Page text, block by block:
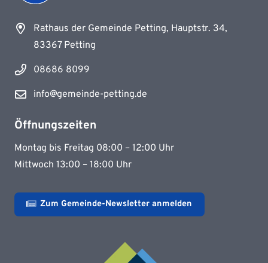
Rathaus der Gemeinde Petting, Hauptstr. 34,
83367 Petting
08686 8099
info@gemeinde-petting.de
Öffnungszeiten
Montag bis Freitag 08:00 – 12:00 Uhr
Mittwoch 13:00 – 18:00 Uhr
Zum Gemeinde-Newsletter anmelden